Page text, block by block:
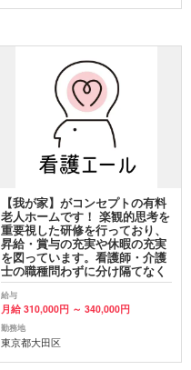
【我が家】がコンセプトの有料
老人ホームです！ 楽観的思考を
重要視した研修を行っており、
昇給・賞与の充実や休暇の充実
を図っています。看護師・介護
士の職種問わずに分け隔てなく
給与
月給 310,000円 ～ 340,000円
勤務地
東京都大田区